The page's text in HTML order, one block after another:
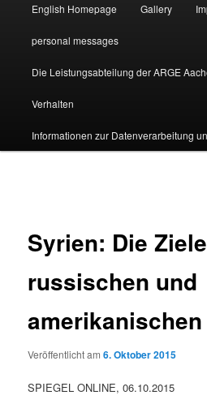
English Homepage Gallery
personal messages
Die Leistungsabteilung der ARGE
Verhalten
Informationen zur Datenverarbeitung
Syrien: Die
russischen und
Veröffentlicht am6. Oktober 2015
SPIEGEL ONLINE, 06.10.2015